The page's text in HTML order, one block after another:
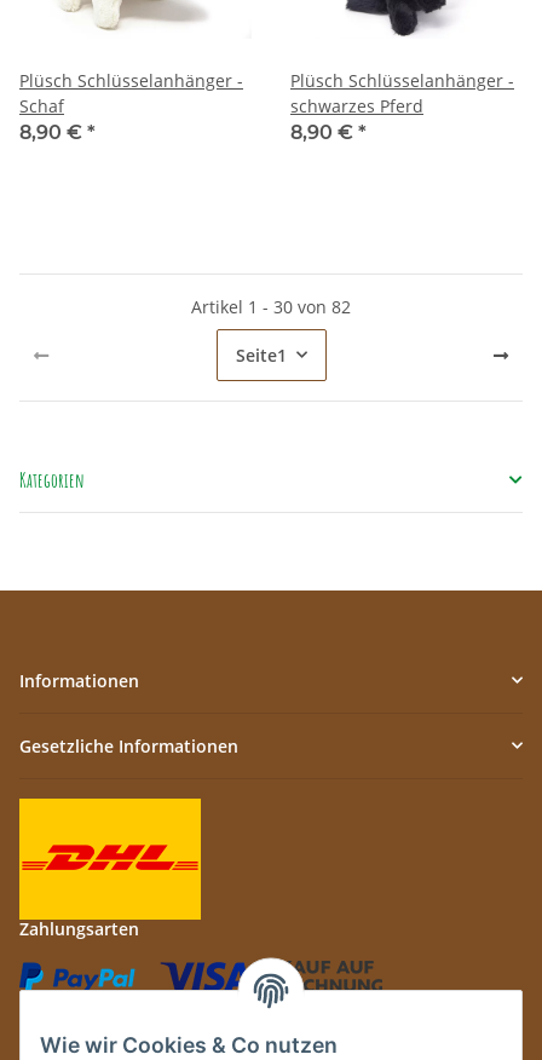
Wie wir Cookies & Co nutzen
Plüsch Schlüsselanhänger -
Schaf
8,90 € *
Plüsch Schlüsselanhänger -
schwarzes Pferd
8,90 € *
Artikel 1 - 30 von 82
Seite1
Kategorien
Informationen
Gesetzliche Informationen
Zahlungsarten